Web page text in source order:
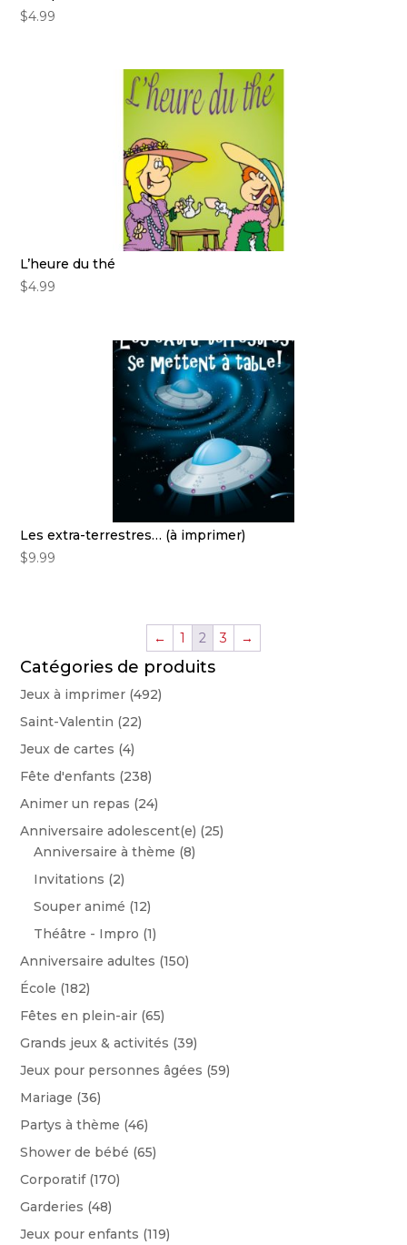
$4.99
L’heure du thé
$4.99
Les extra-terrestres… (à imprimer)
$9.99
← 1 2 3 →
Catégories de produits
Jeux à imprimer (492)
Saint-Valentin (22)
Jeux de cartes (4)
Fête d'enfants (238)
Animer un repas (24)
Anniversaire adolescent(e) (25)
Anniversaire à thème (8)
Invitations (2)
Souper animé (12)
Théâtre - Impro (1)
Anniversaire adultes (150)
École (182)
Fêtes en plein-air (65)
Grands jeux & activités (39)
Jeux pour personnes âgées (59)
Mariage (36)
Partys à thème (46)
Shower de bébé (65)
Corporatif (170)
Garderies (48)
Jeux pour enfants (119)